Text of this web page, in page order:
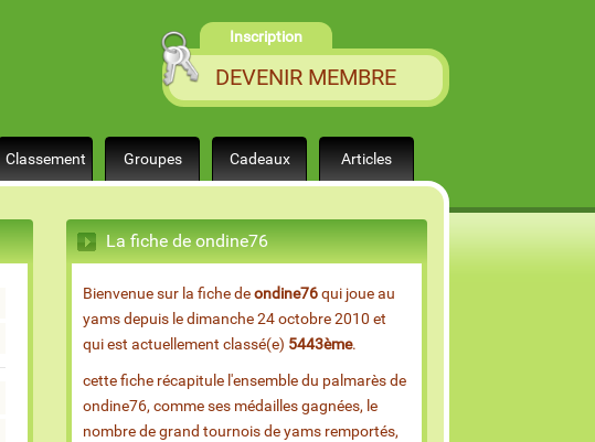
Inscription
DEVENIR MEMBRE
Classement Groupes Cadeaux Articles
La fiche de ondine76
Bienvenue sur la fiche deondine76qui joue au
yams depuis le dimanche 24 octobre 2010 et
qui est actuellement classé(e) 5443ème.
cette fiche récapitule l'ensemble du palmarès de
ondine76, comme ses médailles gagnées, le
nombre de grand tournois de yams remportés,